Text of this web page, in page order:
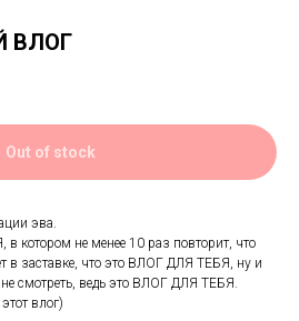
ВЛОГ
Out of stock
эва.
котором не менее 10 раз повторит, что
заставке, что это ВЛОГ ДЛЯ ТЕБЯ, ну и
не смотреть, ведь это ВЛОГ ДЛЯ ТЕБЯ.
влог)